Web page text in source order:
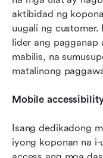
aktibidad ng
uugali ng
lider ang pagganap
mabilis, na
matalinong
Mobile
Isang dedikadong
iyong koponan na